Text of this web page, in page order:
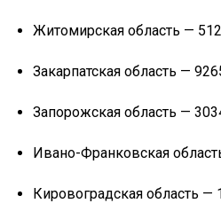
Житомирская область —
Закарпатская область —
Запорожская область —
Ивано-Франковская
Кировоградская область —